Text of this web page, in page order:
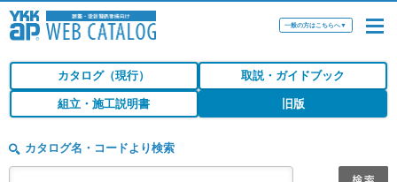
一般の方はこちらへ▼
カタログ（現行） 取説・ガイドブック
組立・施工説明書 旧版
カタログ名・コードより検索